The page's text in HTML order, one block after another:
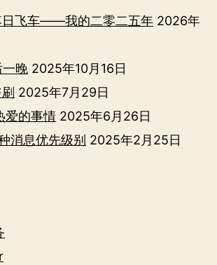
日飞车——我的二零二五年 2026年
一晚 2025年10月16日
2025年7月29日
爱的事情 2025年6月26日
消息优先级别 2025年2月25日